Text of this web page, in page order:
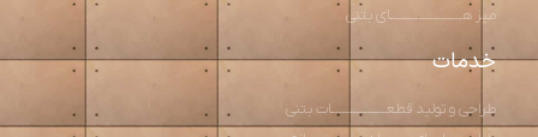
میز هــــــــــــــــــــای بتنی
خدمات
طراحی و تولید قطعـــــــــــــــات بتنی